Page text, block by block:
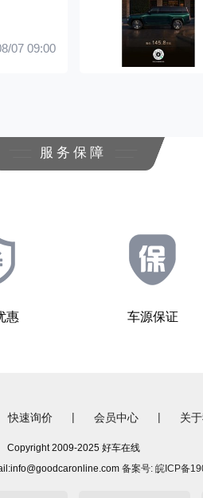
07 09:00
服务保障
惠 车源保证
快速询价 | 会员中心 | 关
Copyright 2009-2025 好车在线
备案号: 皖ICP备